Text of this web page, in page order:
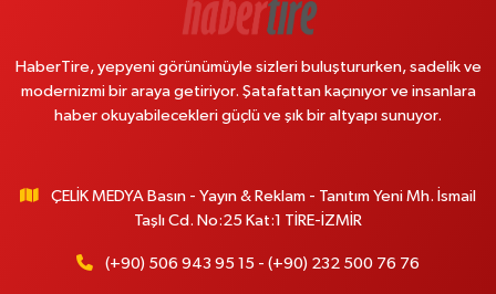
HaberTire, yepyeni görünümüyle sizleri buluştururken, sadelik ve
modernizmi bir araya getiriyor. Şatafattan kaçınıyor ve insanlara
haber okuyabilecekleri güçlü ve şık bir altyapı sunuyor.
ÇELİK MEDYA Basın - Yayın & Reklam - Tanıtım Yeni Mh. İsmail
Taşlı Cd. No:25 Kat:1 TİRE-İZMİR
(+90) 506 943 95 15 - (+90) 232 500 76 76